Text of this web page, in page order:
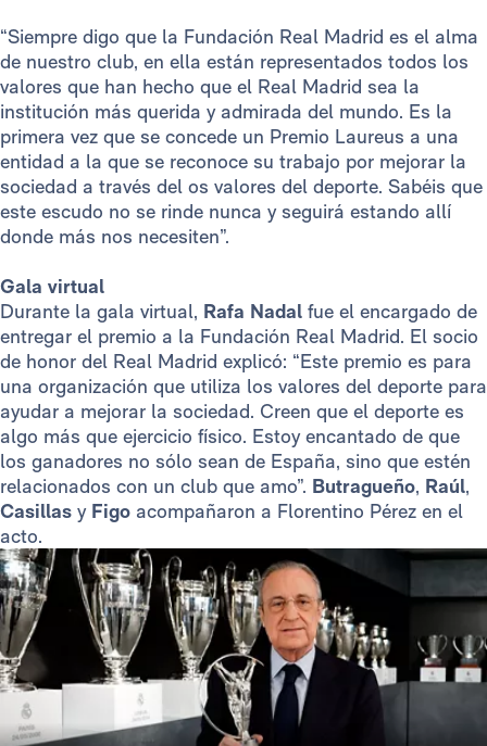
“Siempre digo que la Fundación Real Madrid es el alma
de nuestro club, en ella están representados todos los
valores que han hecho que el Real Madrid sea la
institución más querida y admirada del mundo. Es la
primera vez que se concede un Premio Laureus a una
entidad a la que se reconoce su trabajo por mejorar la
sociedad a través del os valores del deporte. Sabéis que
este escudo no se rinde nunca y seguirá estando allí
donde más nos necesiten”.
Gala virtual
Durante la gala virtual, Rafa Nadal fue el encargado de
entregar el premio a la Fundación Real Madrid. El socio
de honor del Real Madrid explicó: “Este premio es para
una organización que utiliza los valores del deporte para
ayudar a mejorar la sociedad. Creen que el deporte es
algo más que ejercicio físico. Estoy encantado de que
los ganadores no sólo sean de España, sino que estén
relacionados con un club que amo”. Butragueño, Raúl,
Casillas y Figo acompañaron a Florentino Pérez en el
acto.